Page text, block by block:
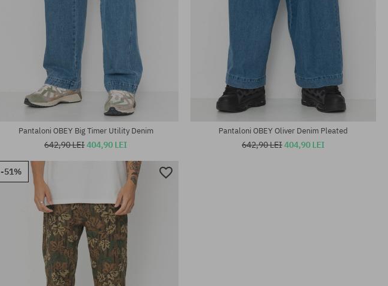
Mărimi existente:
Mărimi existente:
30; 31; 33; 34
Pantaloni OBEY Big Timer Utility Denim
642,90 LEI404,90 LEI
Pantaloni OBEY Oliver Denim Pleated
642,90 LEI404,90 LEI
-51%